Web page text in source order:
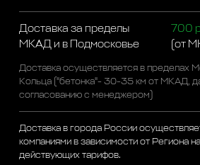
Доставка за пределы
МКАД и в Подмосковье
700
(от
Доставка осуществляется в пределах
Кольца ("бетонка"- 30-35 км от МКАД,
согласованию с менеджером)
Доставка в города России
компаниями в зависимости от Региона
действующих тарифов.